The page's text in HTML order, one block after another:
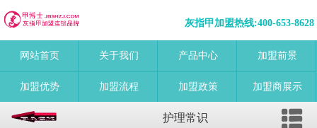
灰指甲加盟热线:400-653-8628
网站首页 关于我们 产品中心 加盟前景
加盟优势 加盟流程 加盟政策 加盟商展示
护理常识